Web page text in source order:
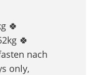
🍀
🍀
nach
only,